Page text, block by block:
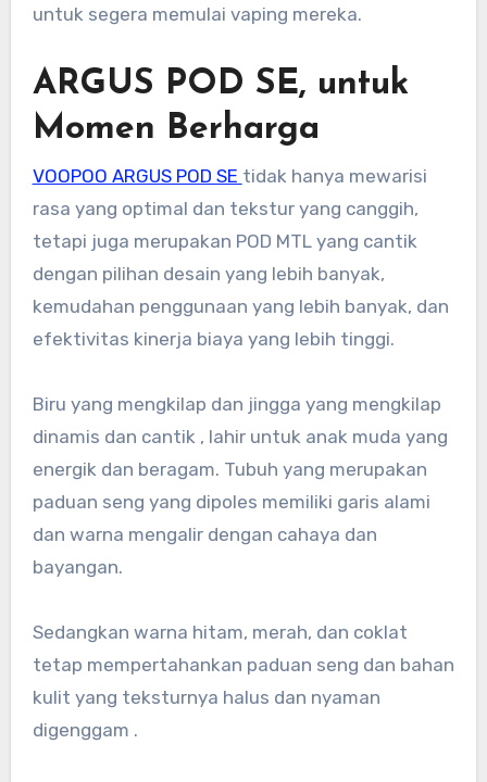
untuk segera memulai vaping mereka.
ARGUS POD SE, untuk
Momen Berharga
VOOPOO ARGUS POD SE tidak hanya mewarisi
rasa yang optimal dan tekstur yang canggih,
tetapi juga merupakan POD MTL yang cantik
dengan pilihan desain yang lebih banyak,
kemudahan penggunaan yang lebih banyak, dan
efektivitas kinerja biaya yang lebih tinggi.
Biru yang mengkilap dan jingga yang mengkilap
dinamis dan cantik , lahir untuk anak muda yang
energik dan beragam. Tubuh yang merupakan
paduan seng yang dipoles memiliki garis alami
dan warna mengalir dengan cahaya dan
bayangan.
Sedangkan warna hitam, merah, dan coklat
tetap mempertahankan paduan seng dan bahan
kulit yang teksturnya halus dan nyaman
digenggam .